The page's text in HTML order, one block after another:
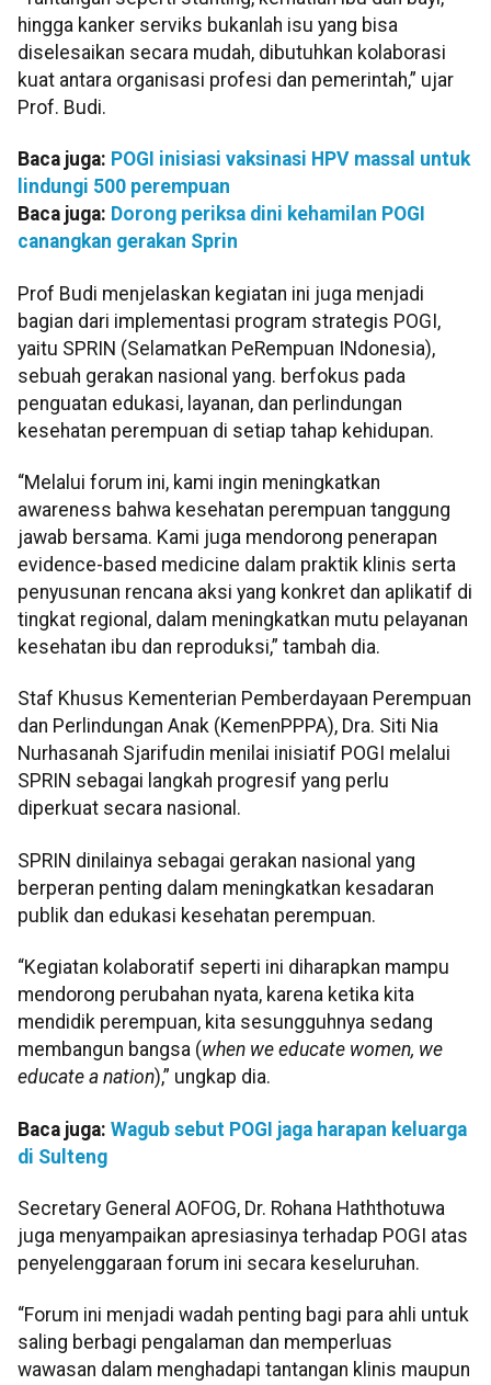
hingga kanker serviks bukanlah isu yang bisa
diselesaikan secara mudah, dibutuhkan kolaborasi
kuat antara organisasi profesi dan pemerintah,” ujar
Prof. Budi.
Baca juga: POGI inisiasi vaksinasi HPV massal untuk
lindungi 500 perempuan
Baca juga: Dorong periksa dini kehamilan POGI
canangkan gerakan Sprin
Prof Budi menjelaskan kegiatan ini juga menjadi
bagian dari implementasi program strategis POGI,
yaitu SPRIN (Selamatkan PeRempuan INdonesia),
sebuah gerakan nasional yang. berfokus pada
penguatan edukasi, layanan, dan perlindungan
kesehatan perempuan di setiap tahap kehidupan.
“Melalui forum ini, kami ingin meningkatkan
awareness bahwa kesehatan perempuan tanggung
jawab bersama. Kami juga mendorong penerapan
evidence-based medicine dalam praktik klinis serta
penyusunan rencana aksi yang konkret dan aplikatif di
tingkat regional, dalam meningkatkan mutu pelayanan
kesehatan ibu dan reproduksi,” tambah dia.
Staf Khusus Kementerian Pemberdayaan Perempuan
dan Perlindungan Anak (KemenPPPA), Dra. Siti Nia
Nurhasanah Sjarifudin menilai inisiatif POGI melalui
SPRIN sebagai langkah progresif yang perlu
diperkuat secara nasional.
SPRIN dinilainya sebagai gerakan nasional yang
berperan penting dalam meningkatkan kesadaran
publik dan edukasi kesehatan perempuan.
“Kegiatan kolaboratif seperti ini diharapkan mampu
mendorong perubahan nyata, karena ketika kita
mendidik perempuan, kita sesungguhnya sedang
membangun bangsa (when we educate women, we
educate a nation),” ungkap dia.
Baca juga: Wagub sebut POGI jaga harapan keluarga
di Sulteng
Secretary General AOFOG, Dr. Rohana Haththotuwa
juga menyampaikan apresiasinya terhadap POGI atas
penyelenggaraan forum ini secara keseluruhan.
“Forum ini menjadi wadah penting bagi para ahli untuk
saling berbagi pengalaman dan memperluas
wawasan dalam menghadapi tantangan klinis maupun